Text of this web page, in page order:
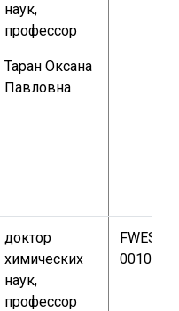
наук,
профессор
Таран Оксана
Павловна
доктор
химических
наук,
профессор
FWES-
0010